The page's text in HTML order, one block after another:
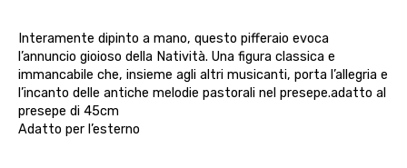
Interamente dipinto a mano, questo pifferaio evoca
l’annuncio gioioso della Natività. Una figura classica e
immancabile che, insieme agli altri musicanti, porta l’allegria e
l’incanto delle antiche melodie pastorali nel presepe.adatto al
presepe di 45cm
Adatto per l’esterno